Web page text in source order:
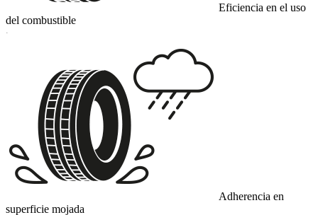
Eficiencia en el uso
del combustible
C
Adherencia en
superficie mojada